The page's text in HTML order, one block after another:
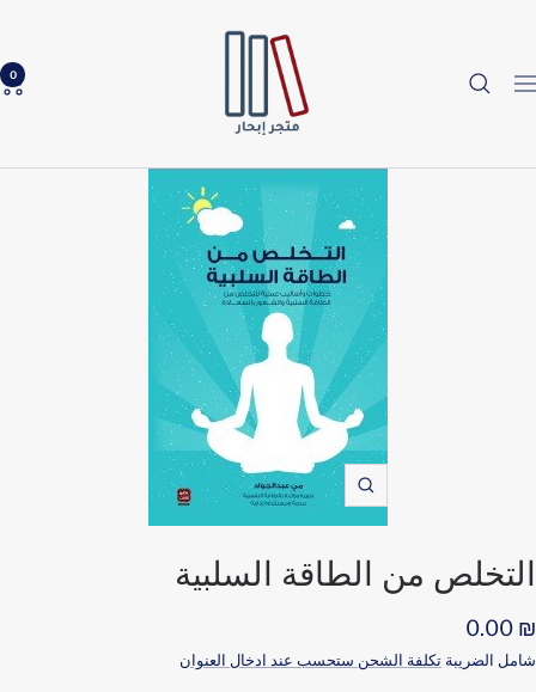
التنقل
Ibhar
Bookstore
0
Zoom
التخلص من الطاقة السلبية
السعر
المخفَّض
₪ 0.00
شامل الضريبة تكلفة الشحن ستحسب عند ادخال العنوان